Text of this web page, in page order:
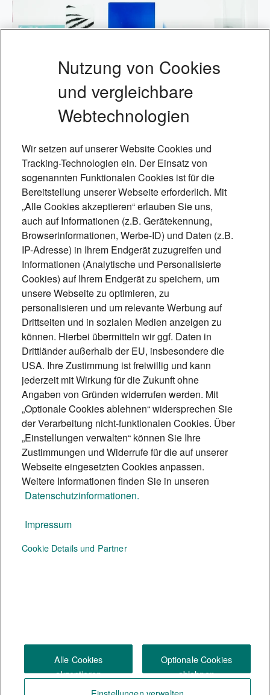
Foto: Maria Poursanidou
Mit Glas und Gloria -
Gustav van Treeck
Werkstätten
Die Münchner Glasmalerei Gustav van
Treeck, gegründet 1887, fertigt
farbenprächtige Fenster und Mosaike
und restauriert jahrhundertealte Werke.
Die beiden Chefinnen behaupten sich
mit kreativen Ideen in einer
herausfordernden Branche.
5 Min.
Te:nor Magazin
Nutzung von Cookies
und vergleichbare
Webtechnologien
Wir setzen auf unserer Website Cookies und
Tracking-Technologien ein. Der Einsatz von
sogenannten Funktionalen Cookies ist für die
Bereitstellung unserer Webseite erforderlich. Mit
„Alle Cookies akzeptieren“ erlauben Sie uns,
auch auf Informationen (z.B. Gerätekennung,
Browserinformationen, Werbe-ID) und Daten (z.B.
IP-Adresse) in Ihrem Endgerät zuzugreifen und
Informationen (Analytische und Personalisierte
Cookies) auf Ihrem Endgerät zu speichern, um
unsere Webseite zu optimieren, zu
personalisieren und um relevante Werbung auf
Drittseiten und in sozialen Medien anzeigen zu
können. Hierbei übermitteln wir ggf. Daten in
Drittländer außerhalb der EU, insbesondere die
USA. Ihre Zustimmung ist freiwillig und kann
jederzeit mit Wirkung für die Zukunft ohne
Angaben von Gründen widerrufen werden. Mit
„Optionale Cookies ablehnen“ widersprechen Sie
der Verarbeitung nicht-funktionalen Cookies. Über
„Einstellungen verwalten“ können Sie Ihre
Zustimmungen und Widerrufe für die auf unserer
Webseite eingesetzten Cookies anpassen.
Weitere Informationen finden Sie in unseren
Datenschutzinformationen.
Impressum
Cookie Details und Partner
Alle Cookies
akzeptieren
Optionale Cookies
ablehnen